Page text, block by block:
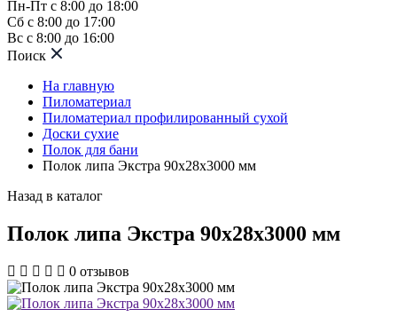
Пн-Пт с 8:00 до 18:00
Сб с 8:00 до 17:00
Вс с 8:00 до 16:00
Поиск
На главную
Пиломатериал
Пиломатериал профилированный сухой
Доски сухие
Полок для бани
Полок липа Экстра 90х28х3000 мм
Назад в каталог
Полок липа Экстра 90х28х3000 мм
0 отзывов